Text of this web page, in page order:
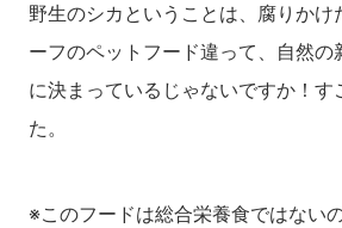
野生のシカということは、腐りか
ーフのペットフード違って、自然
に決まっているじゃないですか！
※このフードは総合栄養食ではない